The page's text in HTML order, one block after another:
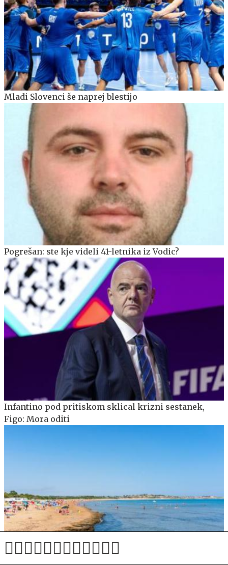
Mladi Slovenci še naprej blestijo
Pogrešan: ste kje videli 41-letnika iz Vodic?
Infantino pod pritiskom sklical krizni sestanek,
Figo: Mora oditi